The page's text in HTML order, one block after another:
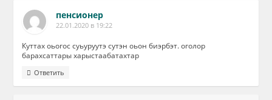
пенсионер
22.01.2020 в 19:22
Куттах оьогос суьуруутэ сутэн оьон биэрбэт. оголор
барахсаттары харыстаабатахтар
Ответить